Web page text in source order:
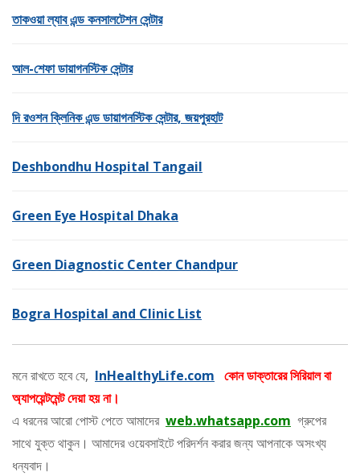
তাকওয়া ল্যাব এন্ড কনসালটেশন সেন্টার
আল-শেফা ডায়াগনস্টিক সেন্টার
দি রওশন ক্লিনিক এন্ড ডায়াগনস্টিক সেন্টার, জয়পুরহাট
Deshbondhu Hospital Tangail
Green Eye Hospital Dhaka
Green Diagnostic Center Chandpur
Bogra Hospital and Clinic List
মনে রাখতে হবে যে, InHealthyLife.com কোন ডাক্তারের সিরিয়াল বা
অ্যাপয়েন্টমেন্ট দেয়া হয় না।
এ ধরনের আরো পোস্ট পেতে আমাদের web.whatsapp.com গ্রুপের
সাথে যুক্ত থাকুন। আমাদের ওয়েবসাইটে পরিদর্শন করার জন্য আপনাকে অসংখ্য
ধন্যবাদ।